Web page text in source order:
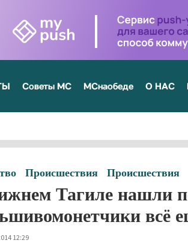
Советы МС МСнаобеде О НАС
Происшествия Происшествия
Тагиле нашли
всё
12:29